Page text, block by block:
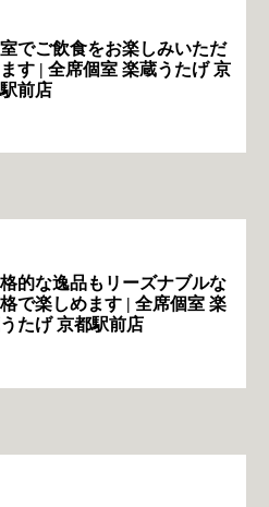
でご飲食をお楽しみいただ
す | 全席個室 楽蔵うたげ 京
前店
的な逸品もリーズナブルな
で楽しめます | 全席個室 楽
たげ 京都駅前店